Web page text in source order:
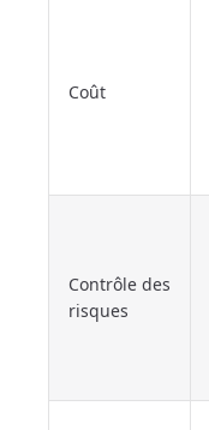
Coût
Contrôle des
risques